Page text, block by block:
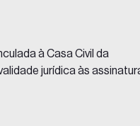
à Casa Civil da
jurídica às